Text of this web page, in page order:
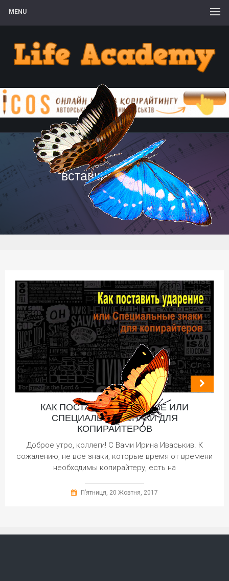
MENU
вставка символов
КАК ПОСТАВИТЬ УДАРЕНИЕ ИЛИ
СПЕЦИАЛЬНЫЕ ЗНАКИ ДЛЯ
КОПИРАЙТЕРОВ
Доброе утро, коллеги! С Вами Ирина Иваськив. К
сожалению, не все знаки, которые время от времени
необходимы копирайтеру, есть на
П’ятниця, 20 Жовтня, 2017